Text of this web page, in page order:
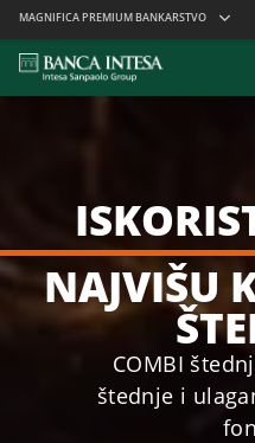
Skiplinks
MAGNIFICA PREMIUM BANKARSTVO
NAJVIŠU
COMBI
štednje i